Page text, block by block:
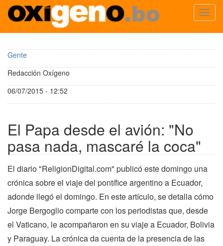
contenido
principal
Gente
Redacción Oxígeno
06/07/2015 - 12:52
El Papa desde el avión: "No
pasa nada, mascaré la coca"
El diario "ReligionDigital.com" publicó este domingo una
crónica sobre el viaje del pontífice argentino a Ecuador,
adonde llegó el domingo. En este artículo, se detalla cómo
Jorge Bergoglio comparte con los periodistas que, desde
el Vaticano, le acompañaron en su viaje a Ecuador, Bolivia
y Paraguay. La crónica da cuenta de la presencia de las